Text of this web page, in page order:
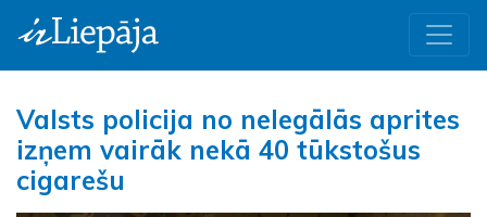
Valsts policija no nelegālās aprites
izņem vairāk nekā 40 tūkstošus
cigarešu